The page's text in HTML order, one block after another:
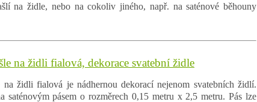
na židle, nebo na cokoliv jiného, např. na saténové běhouny
na židli fialová, dekorace svatební židle
na židli fialová je nádhernou dekorací nejenom svatebních židlí.
saténovým pásem o rozměrech 0,15 metru x 2,5 metru. Pás lze